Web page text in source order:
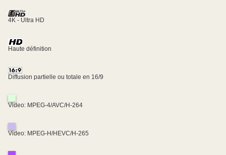
4K - Ultra HD
Haute définition
Diffusion partielle ou totale en 16/9
Video: MPEG-4/AVC/H-264
Video: MPEG-H/HEVC/H-265